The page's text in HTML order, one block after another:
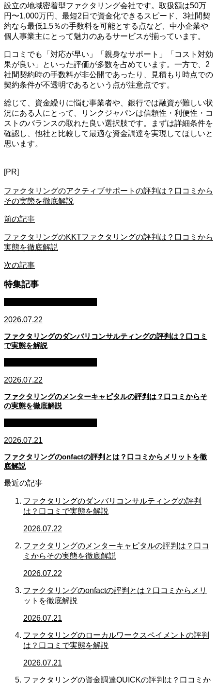
設立の地域密着型ファクタリング会社です。取扱額は50万
円〜1,000万円、最短2日で資金化できるスピード、3社間契
約なら最低1.5％の手数料を可能とする点など、中小企業や
個人事業主にとって魅力のあるサービスが揃っています。
口コミでも「対応が早い」「親身なサポート」「コスト対効
果が良い」といった評価が多数を占めています。一方で、2
社間契約時の手数料が非公開であったり、見積もり時点での
契約条件が不透明であるという点が注意点です。
総じて、資金繰りに悩む事業者や、銀行では融資が難しい状
況にある人にとって、リンクジャパンは信頼性・利便性・コ
ストのバランスの取れた良い選択肢です。まずは詳細条件を
確認し、他社と比較して最適な資金調達を実現してほしいと
思います。
[PR]
ファクタリングのアクティブサポートの評判は？口コミから
その実態を徹底解説
前の記事
ファクタリングのKKTファクタリングの評判は？口コミから
実態を徹底解説
次の記事
特集記事
2026.07.22
ファクタリングのダンバリコンサルティングの評判は？口コミ
で実態を解説
2026.07.22
ファクタリングのメンターキャピタルの評判は？口コミからそ
の実態を徹底解説
2026.07.21
ファクタリングのonfactの評判とは？口コミからメリットを徹
底解説
最近の記事
ファクタリングのダンバリコンサルティングの評判
は？口コミで実態を解説
2026.07.22
ファクタリングのメンターキャピタルの評判は？口コ
ミからその実態を徹底解説
2026.07.22
ファクタリングのonfactの評判とは？口コミからメリ
ットを徹底解説
2026.07.21
ファクタリングのローカルワークスペイメントの評判
は？口コミで実態を解説
2026.07.21
ファクタリングの資金調達QUICKの評判は？口コミか